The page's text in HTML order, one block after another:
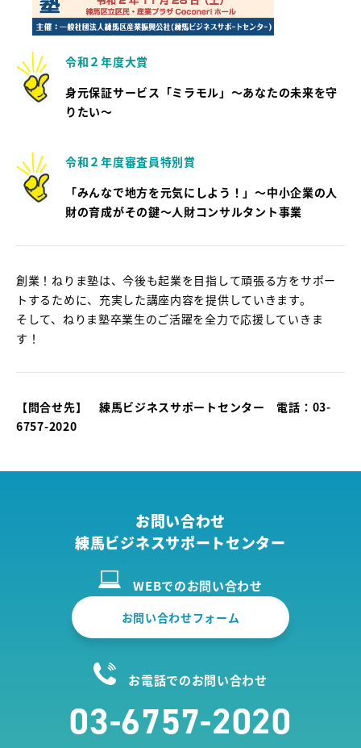
令和２年度大賞
身元保証サービス「ミラモル」～あなたの未来を守
りたい～
令和２年度審査員特別賞
「みんなで地方を元気にしよう！」～中小企業の人
財の育成がその鍵～人財コンサルタント事業
創業！ねりま塾は、今後も起業を目指して頑張る方をサポー
トするために、充実した講座内容を提供していきます。
そして、ねりま塾卒業生のご活躍を全力で応援していきま
す！
【問合せ先】 練馬ビジネスサポートセンター 電話：03-
6757-2020
お問い合わせ
練馬ビジネスサポートセンター
WEBでのお問い合わせ
お問い合わせフォーム
お電話でのお問い合わせ
03-6757-2020